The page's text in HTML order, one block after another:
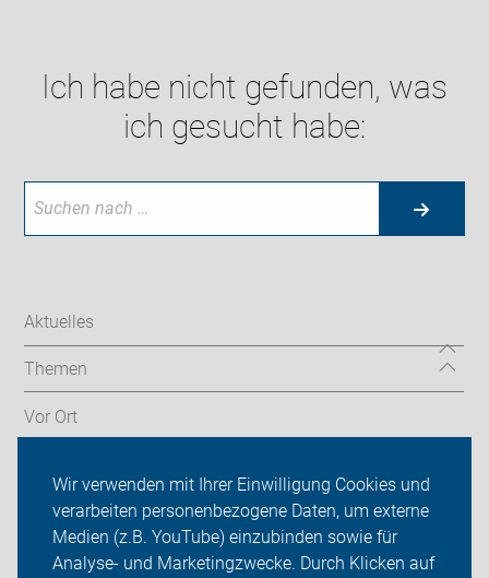
Wir verwenden mit Ihrer Einwilligung Cookies und
verarbeiten personenbezogene Daten, um externe
Medien (z.B. YouTube) einzubinden sowie für
Analyse- und Marketingzwecke. Durch Klicken auf
Ich habe nicht gefunden, was
ich gesucht habe:
Aktuelles
Themen
Vor Ort
ADFC Brandenburg
Sei dabei